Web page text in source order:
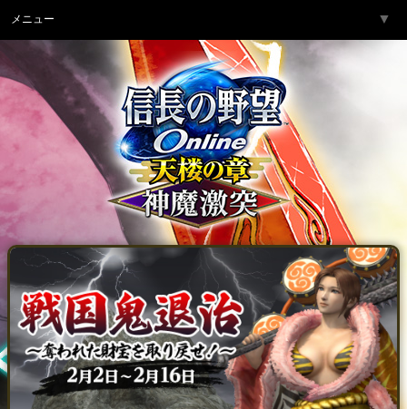
メニュー ▼
トップページ
ゲーム紹介
サービス
コミュニティ
ネットカフェ ▼